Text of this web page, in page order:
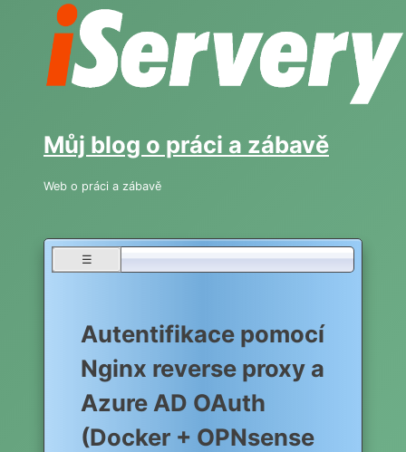
Můj blog o práci a zábavě
Web o práci a zábavě
☰
Autentifikace pomocí
Nginx reverse proxy a
Azure AD OAuth
(Docker + OPNsense